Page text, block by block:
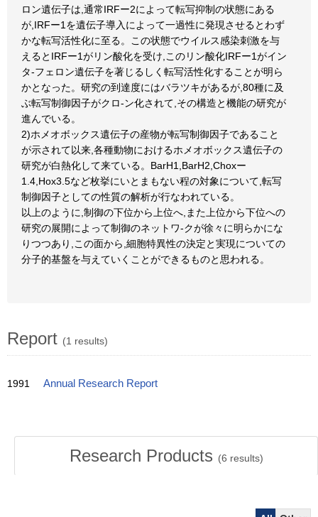
ロン遺伝子は,通常IRFー2によって転写抑制の状態にある
が,IRFー1を遺伝子導入によって一過性に発現させるとわず
かな転写活性化に至る。この状態でウイルス感染刺激を与
えるとIRFー1がリン酸化を受け,このリン酸化IRFー1がイン
タ-フェロン遺伝子を著じるしく転写活性化することが明ら
かとなった。研究の到達度にはバラツキがあるが,80種に及
ぶ転写制御因子がクロ-ン化されて,その構造と機能の研究が
進んでいる。
2)ホメオボックス遺伝子の産物が転写制御因子であること
が示されて以来,各種動物におけるホメオボックス遺伝子の
研究が白熱化して来ている。BarH1,BarH2,Choxー
1.4,Hox3.5など枚挙にいとまもない程の対象について,転写
制御因子としての性質の解析が行なわれている。
以上のように,制御の下位から上位へ,また上位から下位への
研究の展開によって制御のネットワ-クが徐々に明らかにな
りつつあり,この面から,細胞特異性の決定と実現についての
分子的基盤を与えていくことができるものと思われる。
Report (1 results)
1991 Annual Research Report
Research Products (6 results)